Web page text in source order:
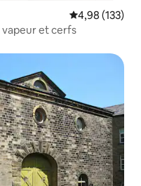
Évaluation
4,98 (133)
vapeur et cerfs